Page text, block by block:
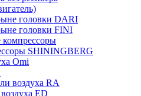
головки DARI
головки FINI
SHININGBERG
Omi
воздуха RA
ED